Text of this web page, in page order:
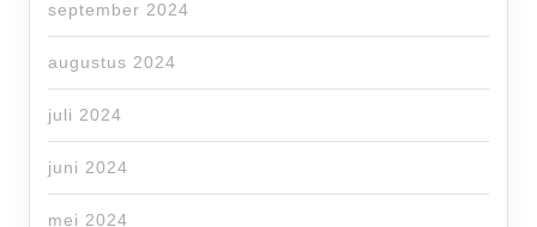
september 2024
augustus 2024
juli 2024
juni 2024
mei 2024